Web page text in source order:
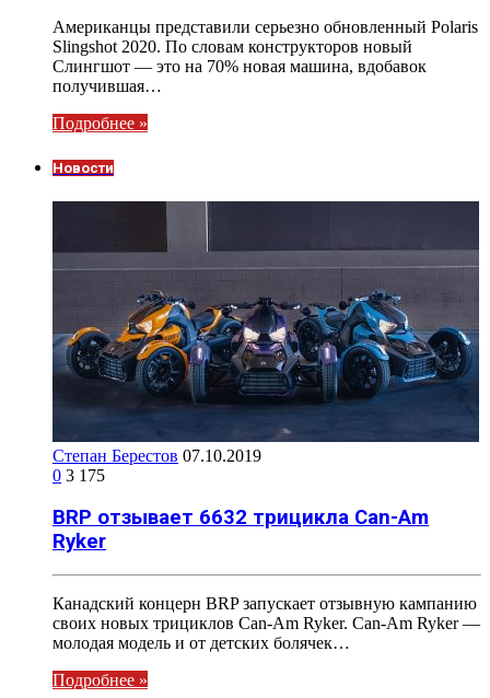
Американцы представили серьезно обновленный Polaris
Slingshot 2020. По словам конструкторов новый
Слингшот — это на 70% новая машина, вдобавок
получившая…
Подробнее »
Новости
Степан Берестов 07.10.2019
0 3 175
BRP отзывает 6632 трицикла Can-Am
Ryker
Канадский концерн BRP запускает отзывную кампанию
своих новых трициклов Can-Am Ryker. Can-Am Ryker —
молодая модель и от детских болячек…
Подробнее »